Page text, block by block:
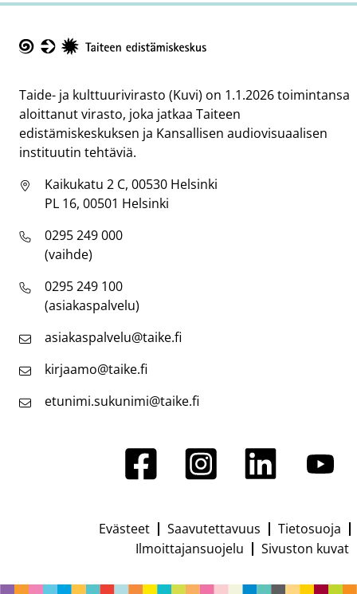
Taide- ja kulttuurivirasto (Kuvi) on 1.1.2026 toimintansa
aloittanut virasto, joka jatkaa Taiteen
edistämiskeskuksen ja Kansallisen audiovisuaalisen
instituutin tehtäviä.
Kaikukatu 2 C, 00530 Helsinki
PL 16, 00501 Helsinki
0295 249 000
(vaihde)
0295 249 100
(asiakaspalvelu)
asiakaspalvelu@taike.fi
kirjaamo@taike.fi
etunimi.sukunimi@taike.fi
Evästeet Saavutettavuus
Tietosuoja
Ilmoittajansuojelu
Sivuston kuvat